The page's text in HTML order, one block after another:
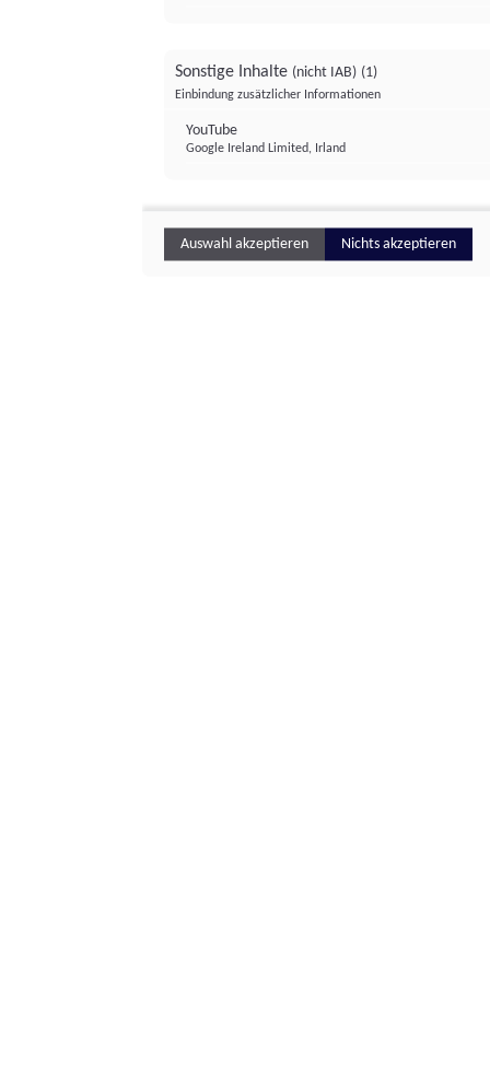
Sonstige Inhalte (nicht IAB) (1)
Einbindung zusätzlicher Informationen
YouTube
Google Ireland Limited, Irland
Auswahl akzeptieren Nichts akzeptieren